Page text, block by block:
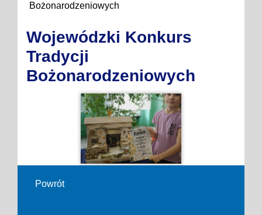
Bożonarodzeniowych
Wojewódzki Konkurs
Tradycji
Bożonarodzeniowych
Powrót